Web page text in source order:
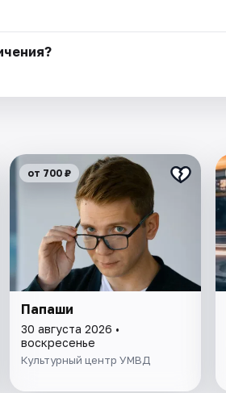
от 700 ₽
Папаши
30 августа 2026 •
воскресенье
Культурный центр УМВД